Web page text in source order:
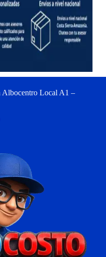
Albocentro Local A1 –